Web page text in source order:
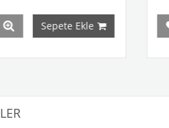
Sepete